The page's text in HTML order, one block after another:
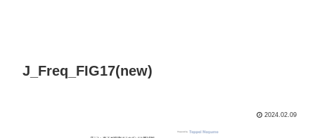
J_Freq_FIG17(new)
2024.02.09